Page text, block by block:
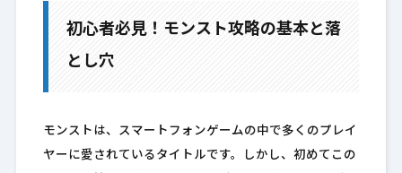
初心者必見！モンスト攻略の基本と落
とし穴
モンストは、スマートフォンゲームの中で多くのプレイ
ヤーに愛されているタイトルです。しかし、初めてこの